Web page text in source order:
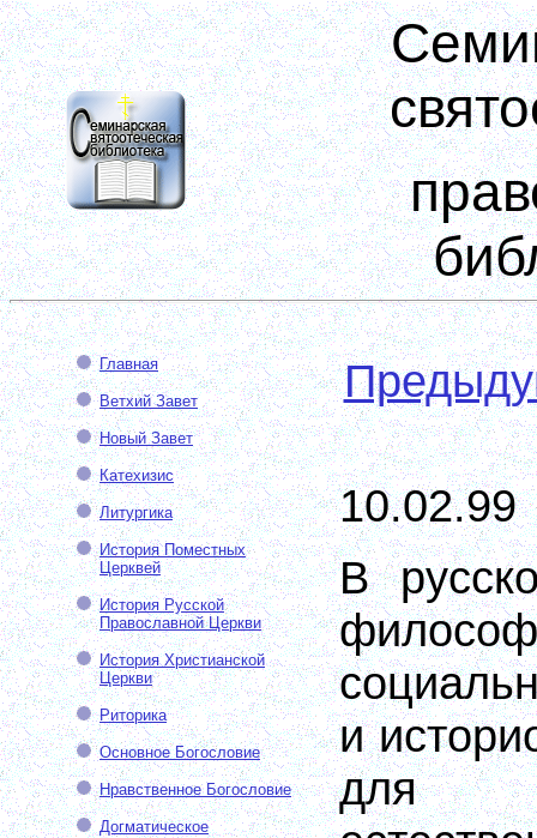
Главная
Ветхий Завет
Новый Завет
Катехизис
Литургика
История Поместных
Церквей
История Русской
Православной Церкви
История Христианской
Церкви
Риторика
Основное Богословие
Нравственное Богословие
Догматическое
10.02.99
В
и
для